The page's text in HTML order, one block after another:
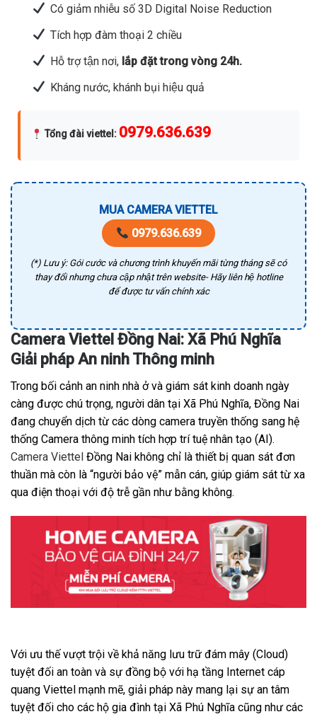
Có giảm nhiễu số 3D Digital Noise Reduction
Tích hợp đàm thoại 2 chiều
Hỗ trợ tận nơi,lắp đặt trong vòng 24h.
Kháng nước, khánh bụi hiệu quả
Tổng đài viettel : 0979.636.639
MUA CAMERA VIETTEL
0979.636.639
(*) Lưu ý: Gói cước và chương trình khuyến mãi từng tháng sẽ có
thay đổi nhưng chưa cập nhật trên website- Hãy liên hệ hotline
để được tư vấn chính xác
Camera Viettel Đồng Nai: Xã Phú Nghĩa
Giải pháp An ninh Thông minh
Trong bối cảnh an ninh nhà ở và giám sát kinh doanh ngày
càng được chú trọng, người dân tại Xã Phú Nghĩa, Đồng Nai
đang chuyển dịch từ các dòng camera truyền thống sang hệ
thống Camera thông minh tích hợp trí tuệ nhân tạo (AI).
Camera Viettel Đồng Nai không chỉ là thiết bị quan sát đơn
thuần mà còn là “người bảo vệ” mẫn cán, giúp giám sát từ xa
qua điện thoại với độ trễ gần như bằng không.
Với ưu thế vượt trội về khả năng lưu trữ đám mây (Cloud)
tuyệt đối an toàn và sự đồng bộ với hạ tầng Internet cáp
quang Viettel mạnh mẽ, giải pháp này mang lại sự an tâm
tuyệt đối cho các hộ gia đình tại Xã Phú Nghĩa cũng như các